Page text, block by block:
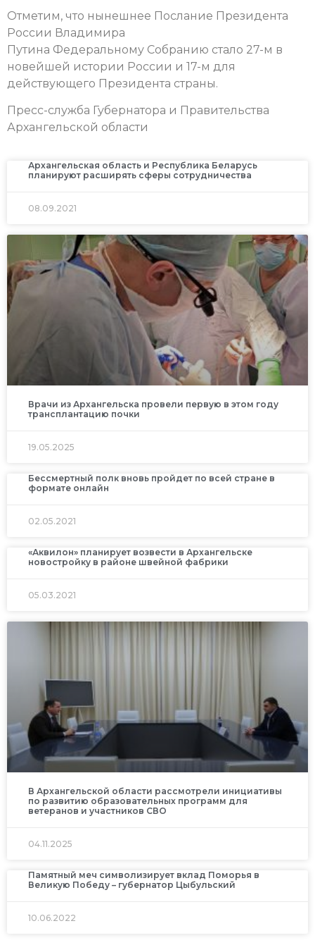
Отметим, что нынешнее Послание Президента
России Владимира
Путина Федеральному Собранию стало 27-м в
новейшей истории России и 17-м для
действующего Президента страны.
Пресс-служба Губернатора и Правительства
Архангельской области
Архангельская область и Республика Беларусь
планируют расширять сферы сотрудничества
08.09.2021
Врачи из Архангельска провели первую в этом году
трансплантацию почки
19.05.2025
Бессмертный полк вновь пройдет по всей стране в
формате онлайн
02.05.2021
«Аквилон» планирует возвести в Архангельске
новостройку в районе швейной фабрики
05.03.2021
В Архангельской области рассмотрели инициативы
по развитию образовательных программ для
ветеранов и участников СВО
04.11.2025
Памятный меч символизирует вклад Поморья в
Великую Победу – губернатор Цыбульский
10.06.2022